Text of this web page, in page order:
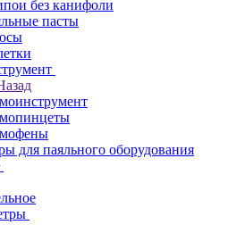
без канифоли
пасты
для паяльного оборудования